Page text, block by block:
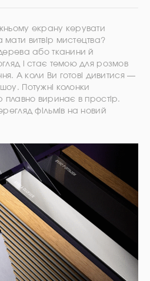
екрану керувати
витвір мистецтва?
або тканини й
і стає темою для розмов
А коли Ви готові дивитися —
Потужні колонки
плавно виринає в простір.
фільмів на новий